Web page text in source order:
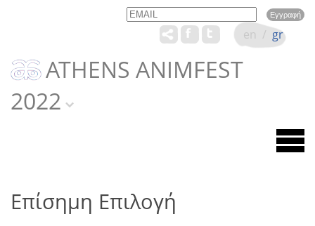
Email Name
ATHENS ANIMFEST
2022
en / gr
Επίσημη Επιλογή